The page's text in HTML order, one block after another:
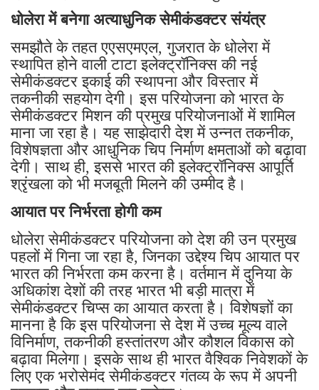
धोलेरा में बनेगा अत्याधुनिक सेमीकंडक्टर संयंत्र
समझौते के तहत एएसएमएल, गुजरात के धोलेरा में
स्थापित होने वाली टाटा इलेक्ट्रॉनिक्स की नई
सेमीकंडक्टर इकाई की स्थापना और विस्तार में
तकनीकी सहयोग देगी। इस परियोजना को भारत के
सेमीकंडक्टर मिशन की प्रमुख परियोजनाओं में शामिल
माना जा रहा है। यह साझेदारी देश में उन्नत तकनीक,
विशेषज्ञता और आधुनिक चिप निर्माण क्षमताओं को बढ़ावा
देगी। साथ ही, इससे भारत की इलेक्ट्रॉनिक्स आपूर्ति
श्रृंखला को भी मजबूती मिलने की उम्मीद है।
आयात पर निर्भरता होगी कम
धोलेरा सेमीकंडक्टर परियोजना को देश की उन प्रमुख
पहलों में गिना जा रहा है, जिनका उद्देश्य चिप आयात पर
भारत की निर्भरता कम करना है। वर्तमान में दुनिया के
अधिकांश देशों की तरह भारत भी बड़ी मात्रा में
सेमीकंडक्टर चिप्स का आयात करता है। विशेषज्ञों का
मानना है कि इस परियोजना से देश में उच्च मूल्य वाले
विनिर्माण, तकनीकी हस्तांतरण और कौशल विकास को
बढ़ावा मिलेगा। इसके साथ ही भारत वैश्विक निवेशकों के
लिए एक भरोसेमंद सेमीकंडक्टर गंतव्य के रूप में अपनी